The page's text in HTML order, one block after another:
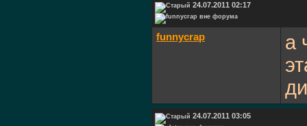
24.07.2011 02:17
funnycrap
а
24.07.2011 03:05